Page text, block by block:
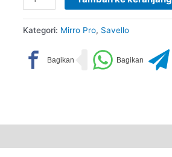
Kategori: Mirro Pro, Savello